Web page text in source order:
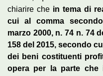
chiarire che in tema di
cui al comma
marzo 2000, n. 74 n. 74
158 del 2015, secondo
dei beni costituenti
opera per la parte che